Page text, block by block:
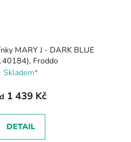
MARY J - DARK BLUE
Froddo
Skladem*
1 439 Kč
DETAIL